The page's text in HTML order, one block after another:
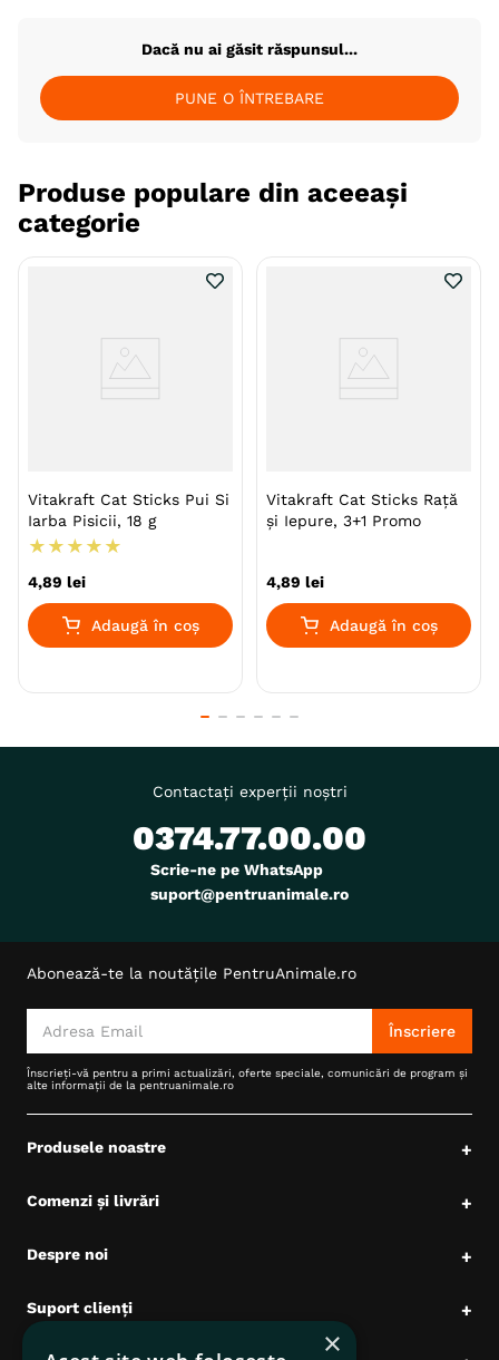
Dacă nu ai găsit răspunsul...
PUNE O ÎNTREBARE
Produse populare din aceeași
categorie
Vitakraft Cat Sticks Pui Si
Iarba Pisicii, 18 g
★ ★ ★ ★ ★
4,89 lei
Adaugă în coș
Vitakraft Cat Sticks Rață
și Iepure, 3+1 Promo
4,89 lei
Adaugă în coș
Contactați experții noștri
0374.77.00.00
Scrie-ne pe WhatsApp
suport@pentruanimale.ro
Abonează-te la noutățile PentruAnimale.ro
Înscriere
Înscrieți-vă pentru a primi actualizări, oferte speciale, comunicări de program și
alte informații de la pentruanimale.ro
Produsele noastre +
Comenzi și livrări +
Despre noi +
Suport clienți +
×